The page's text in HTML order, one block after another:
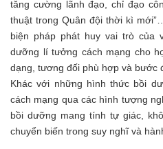
tăng cường lãnh đạo, chỉ đạo
thuật trong Quân đội thời kì
biện pháp phát huy vai trò của
dưỡng lí tưởng cách mạng cho
dạng, tương đối phù hợp và bước
Khác với những hình thức bồi
cách mạng qua các hình tượng
bồi dưỡng mang tính tự giác,
chuyển biến trong suy nghĩ và